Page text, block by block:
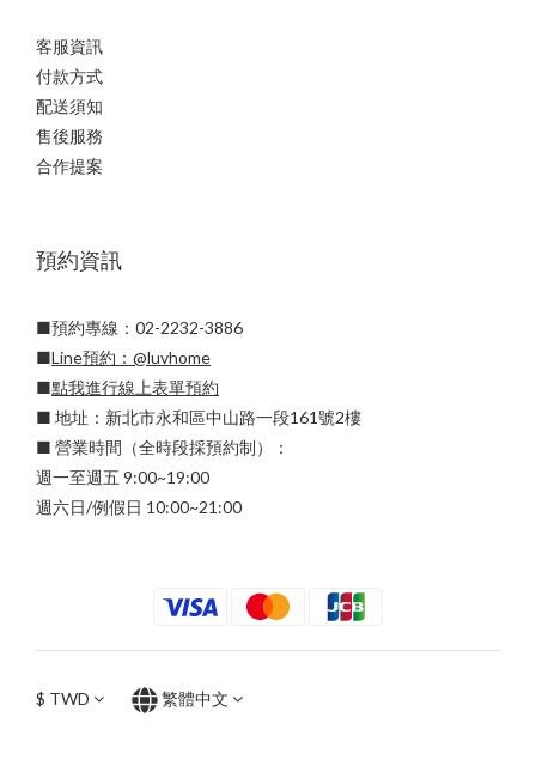
客服資訊
付款方式
配送須知
售後服務
合作提案
預約資訊
■預約專線：02-2232-3886
■Line預約： @luvhome
■點我進行線上表單預約
■ 地址：新北市永和區中山路一段161號2樓
■ 營業時間（全時段採預約制）：
週一至週五 9:00~19:00
週六日/例假日 10:00~21:00
$ TWD 繁體中文